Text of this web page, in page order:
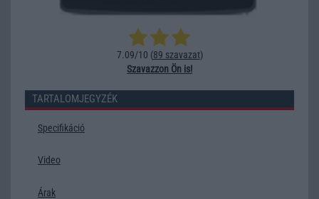
7.09/10 (89 szavazat)
Szavazzon Ön is!
TARTALOMJEGYZÉK
Specifikáció
Video
Árak